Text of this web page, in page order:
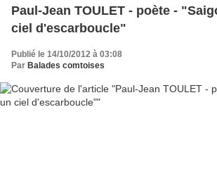
Paul-Jean TOULET - poète -
ciel d'escarboucle"
Publié le 14/10/2012 à 03:08
Par Balades comtoises